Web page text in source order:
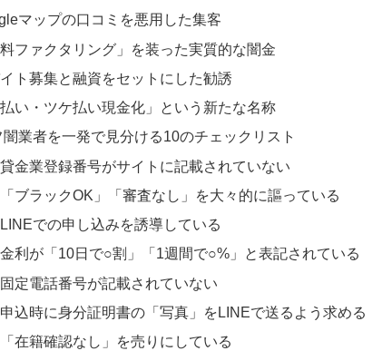
マップの口コミを悪用した集客
ファクタリング」を装った実質的な闇金
ト募集と融資をセットにした勧誘
い・ツケ払い現金化」という新たな名称
業者を一発で見分ける10のチェックリスト
金業登録番号がサイトに記載されていない
ブラックOK」「審査なし」を大々的に謳っている
での申し込みを誘導している
利が「10日で○割」「1週間で○%」と表記されている
定電話番号が記載されていない
込時に身分証明書の「写真」をLINEで送るよう求める
在籍確認なし」を売りにしている